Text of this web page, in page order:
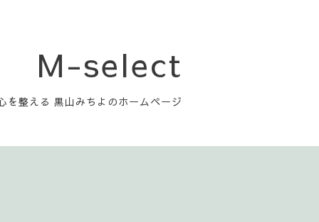
M-select
を整える 黒山みちよのホームページ